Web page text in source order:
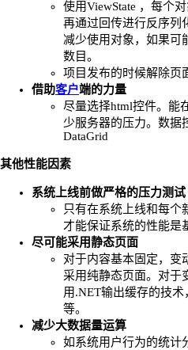
使用ViewState ，每个
再通过回传进行反序列
减少使用对象，如果可
数目。
项目发布的时候解除页
借助客户端的力量
尽量选择html控件。能
少服务器的压力。数据
DataGrid
其他性能因素
系统上线前做严格的压力测试
只有在系统上线和每个
才能保证系统的性能是
尽可能采用静态页面
对于内容基本固定，变
采用纯静态页面。对于
用.NET输出缓存的技
等。
减少大数据量运算
如系统用户行为的统计